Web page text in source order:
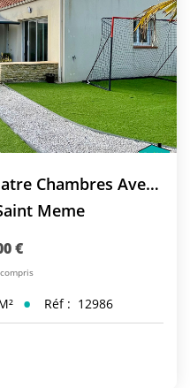
Maison Moderne De Quatre Chambres Avec Un Bel Aménagement...
Meme
€
Réf : 12986